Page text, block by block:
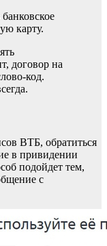
карту.
договор на
код.
ВТБ, обратиться
в привидении
подойдет тем,
с